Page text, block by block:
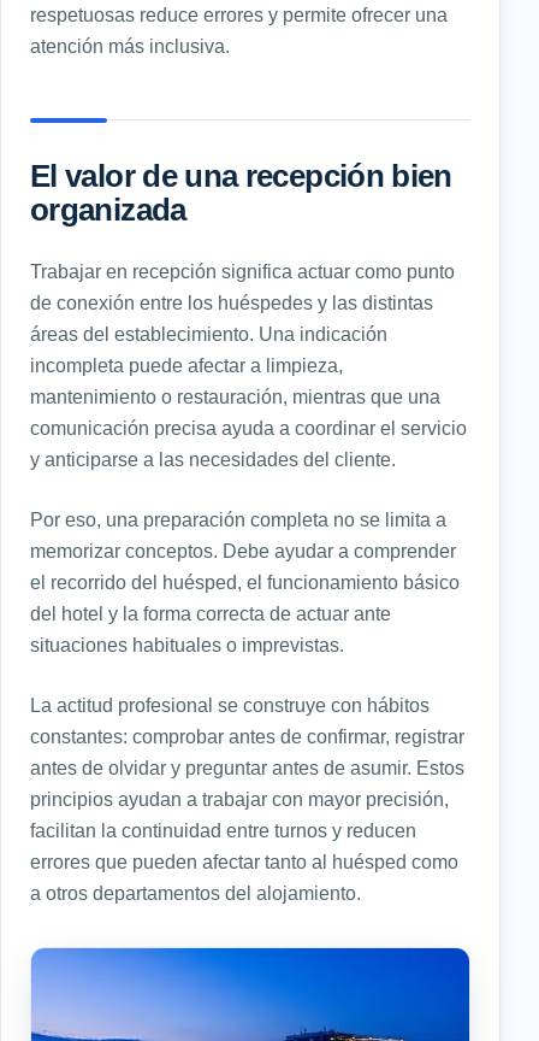
respetuosas reduce errores y permite ofrecer una
atención más inclusiva.
El valor de una recepción bien
organizada
Trabajar en recepción significa actuar como punto
de conexión entre los huéspedes y las distintas
áreas del establecimiento. Una indicación
incompleta puede afectar a limpieza,
mantenimiento o restauración, mientras que una
comunicación precisa ayuda a coordinar el servicio
y anticiparse a las necesidades del cliente.
Por eso, una preparación completa no se limita a
memorizar conceptos. Debe ayudar a comprender
el recorrido del huésped, el funcionamiento básico
del hotel y la forma correcta de actuar ante
situaciones habituales o imprevistas.
La actitud profesional se construye con hábitos
constantes: comprobar antes de confirmar, registrar
antes de olvidar y preguntar antes de asumir. Estos
principios ayudan a trabajar con mayor precisión,
facilitan la continuidad entre turnos y reducen
errores que pueden afectar tanto al huésped como
a otros departamentos del alojamiento.